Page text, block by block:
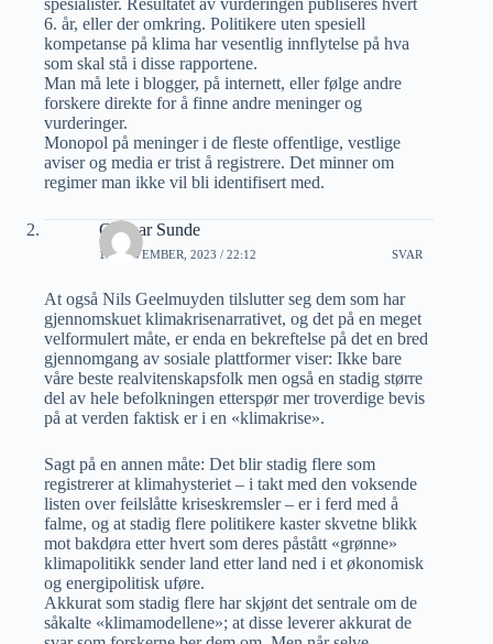
spesialister. Resultatet av vurderingen publiseres hvert
6. år, eller der omkring. Politikere uten spesiell
kompetanse på klima har vesentlig innflytelse på hva
som skal stå i disse rapportene.
Man må lete i blogger, på internett, eller følge andre
forskere direkte for å finne andre meninger og
vurderinger.
Monopol på meninger i de fleste offentlige, vestlige
aviser og media er trist å registrere. Det minner om
regimer man ikke vil bli identifisert med.
Gunnar Sunde
19 NOVEMBER, 2023 / 22:12 SVAR
At også Nils Geelmuyden tilslutter seg dem som har
gjennomskuet klimakrisenarrativet, og det på en meget
velformulert måte, er enda en bekreftelse på det en bred
gjennomgang av sosiale plattformer viser: Ikke bare
våre beste realvitenskapsfolk men også en stadig større
del av hele befolkningen etterspør mer troverdige bevis
på at verden faktisk er i en «klimakrise».
Sagt på en annen måte: Det blir stadig flere som
registrerer at klimahysteriet – i takt med den voksende
listen over feilslåtte kriseskremsler – er i ferd med å
falme, og at stadig flere politikere kaster skvetne blikk
mot bakdøra etter hvert som deres påstått «grønne»
klimapolitikk sender land etter land ned i et økonomisk
og energipolitisk uføre.
Akkurat som stadig flere har skjønt det sentrale om de
såkalte «klimamodellene»; at disse leverer akkurat de